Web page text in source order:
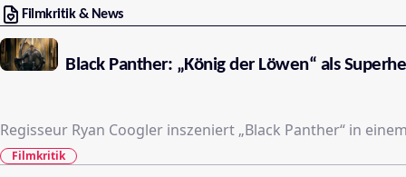
Filmkritik & News
Black Panther: „König der Löwen“ als
Regisseur Ryan Coogler inszeniert „Black Panther“ in
Filmkritik